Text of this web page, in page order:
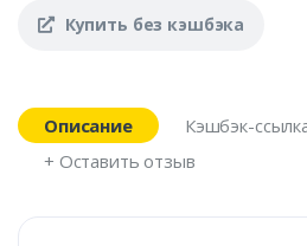
Купить без кэшбэка
Описание
Кэшбэк-
+ Оставить отзыв